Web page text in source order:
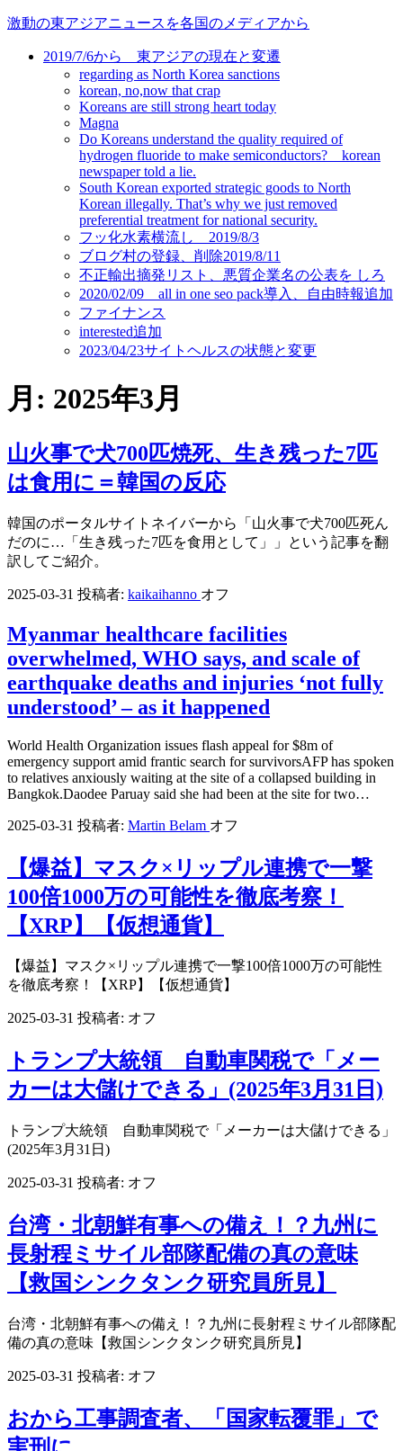
コ
激動の東アジアニュースを各国のメディアから
2019/7/6から 東アジアの現在と変遷
regarding as North Korea sanctions
korean, no,now that crap
Koreans are still strong heart today
Magna
Do Koreans understand the quality required of
hydrogen fluoride to make semiconductors? korean
newspaper told a lie.
South Korean exported strategic goods to North
Korean illegally. That’s why we just removed
preferential treatment for national security.
フッ化水素横流し 2019/8/3
ブログ村の登録、削除2019/8/11
不正輸出摘発リスト、悪質企業名の公表を しろ
2020/02/09 all in one seo pack導入、自由時報追加
ファイナンス
interested追加
2023/04/23サイトヘルスの状態と変更
月: 2025年3月
山火事で犬700匹焼死、生き残った7匹
は食用に＝韓国の反応
韓国のポータルサイトネイバーから「山火事で犬700匹死ん
だのに…「生き残った7匹を食用として」」という記事を翻
訳してご紹介。
2025-03-31 投稿者: kaikaihanno オフ
Myanmar healthcare facilities
overwhelmed, WHO says, and scale of
earthquake deaths and injuries ‘not fully
understood’ – as it happened
World Health Organization issues flash appeal for $8m of
emergency support amid frantic search for survivorsAFP has spoken
to relatives anxiously waiting at the site of a collapsed building in
Bangkok.Daodee Paruay said she had been at the site for two…
2025-03-31 投稿者: Martin Belam オフ
【爆益】マスク×リップル連携で一撃
100倍1000万の可能性を徹底考察！
【XRP】【仮想通貨】
【爆益】マスク×リップル連携で一撃100倍1000万の可能性
を徹底考察！【XRP】【仮想通貨】
2025-03-31 投稿者: オフ
トランプ大統領 自動車関税で「メー
カーは大儲けできる」(2025年3月31日)
トランプ大統領 自動車関税で「メーカーは大儲けできる」
(2025年3月31日)
2025-03-31 投稿者: オフ
台湾・北朝鮮有事への備え！？九州に
長射程ミサイル部隊配備の真の意味
【救国シンクタンク研究員所見】
台湾・北朝鮮有事への備え！？九州に長射程ミサイル部隊配
備の真の意味【救国シンクタンク研究員所見】
2025-03-31 投稿者: オフ
おから工事調査者、「国家転覆罪」で